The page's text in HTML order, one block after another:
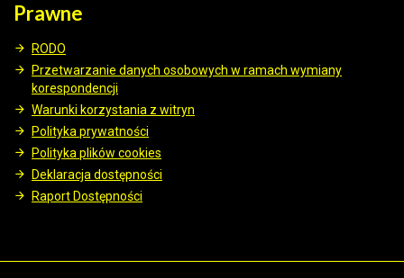
Prawne
RODO
Przetwarzanie danych osobowych w ramach wymiany
korespondencji
Warunki korzystania z witryn
Polityka prywatności
Polityka plików cookies
Deklaracja dostępności
Raport Dostępności